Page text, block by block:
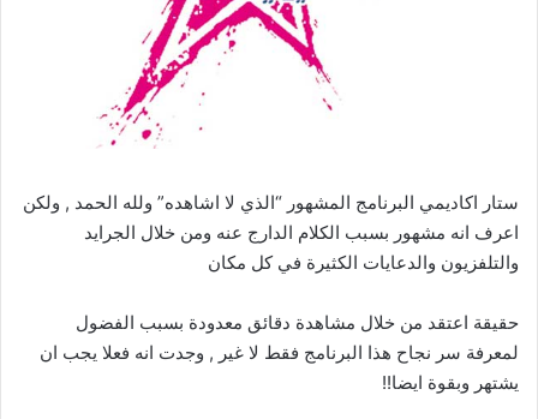
ستار اكاديمي البرنامج المشهور “الذي لا اشاهده” ولله الحمد , ولكن
اعرف انه مشهور بسبب الكلام الدارج عنه ومن خلال الجرايد
والتلفزيون والدعايات الكثيرة في كل مكان
حقيقة اعتقد من خلال مشاهدة دقائق معدودة بسبب الفضول
لمعرفة سر نجاح هذا البرنامج فقط لا غير , وجدت انه فعلا يجب ان
يشتهر وبقوة ايضا!!